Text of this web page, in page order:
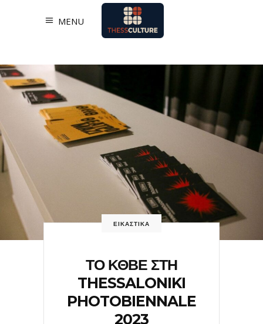
MENU
ΕΙΚΑΣΤΙΚΑ
ΤΟ ΚΘΒΕ ΣΤΗ
THESSALONIKI
PHOTOBIENNALE
2023